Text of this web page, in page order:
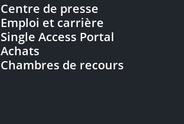
Centre de presse
Emploi et carrière
Single Access Portal
Achats
Chambres de recours